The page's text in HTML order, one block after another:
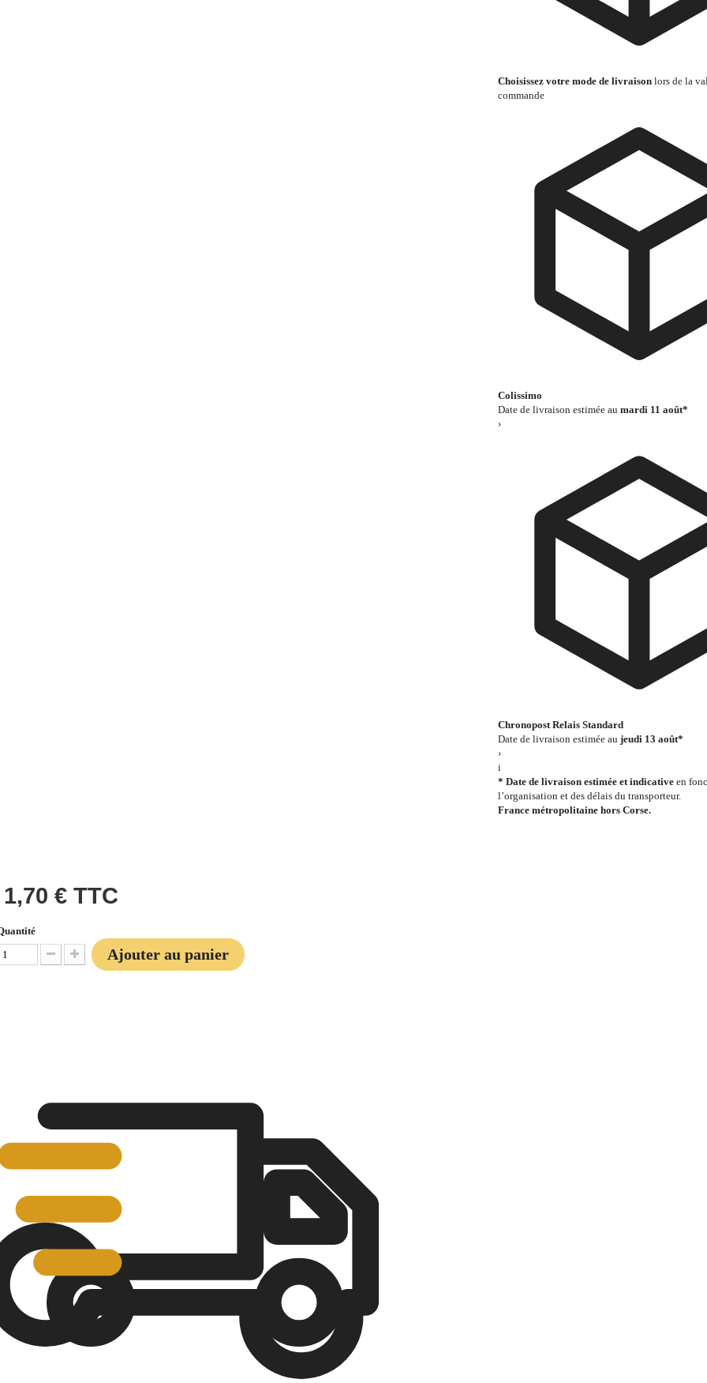
Choisissez votre mode de livraison lors de la
commande
Colissimo
Date de livraison estimée au mardi 11 août*
›
Chronopost Relais Standard
Date de livraison estimée au jeudi 13 août*
›
i
* Date de livraison estimée et indicativeen
l’organisation et des délais du transporteur.
France métropolitaine hors Corse.
1,70 € TTC
Diminuer la quantité
Augmenter la quantité
Ajouter au panier